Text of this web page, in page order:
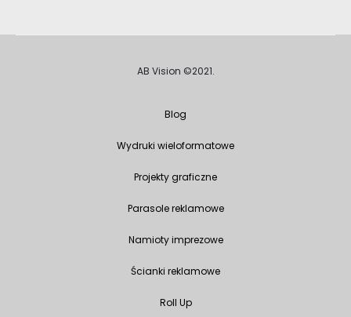
AB Vision ©2021.
Blog
Wydruki wieloformatowe
Projekty graficzne
Parasole reklamowe
Namioty imprezowe
Ścianki reklamowe
Roll Up